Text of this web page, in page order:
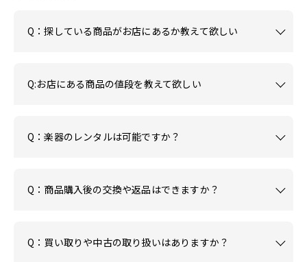
Q：探している商品がお店にあるか教えて欲しい
Q:お店にある商品の値段を教えて欲しい
Q：楽器のレンタルは可能ですか？
Q：商品購入後の交換や返品はできますか？
Q：買い取りや中古の取り扱いはありますか？